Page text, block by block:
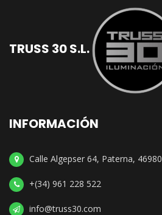
TRUSS 30 S.L.
INFORMACIÓN
Calle Algepser 64, Paterna, 46980
+(34) 961 228 522
info@truss30.com